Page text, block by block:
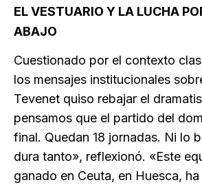
EL VESTUARIO Y LA LUCHA
ABAJO
Cuestionado por el contexto
los mensajes institucionales
Tevenet quiso rebajar el
pensamos que el partido del
final. Quedan 18 jornadas. Ni lo
dura tanto», reflexionó. «Este
ganado en Ceuta, en Huesca,